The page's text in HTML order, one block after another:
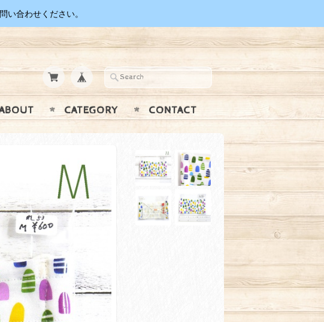
い合わせください。
CATEGORY CONTACT